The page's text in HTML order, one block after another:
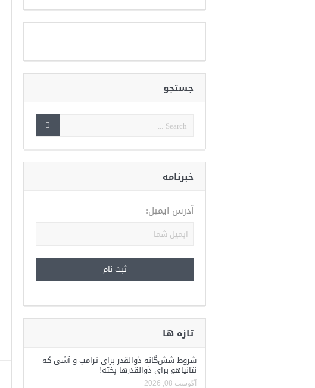
جستجو
خبرنامه
آدرس ایمیل:
تازه ها
شروط شش‌گانه ذوالقدر برای ترامپ و آشی که
نتانیاهو برای ذوالقدرها پخته!
آگوست 08, 2026